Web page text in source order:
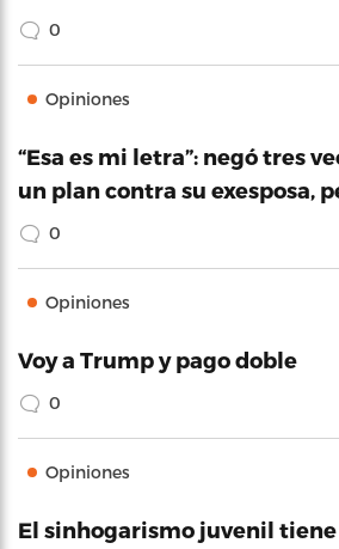
0
Opiniones
“Esa es mi letra”: negó tres
un plan contra su exesposa,
0
Opiniones
Voy a Trump y pago doble
0
Opiniones
El sinhogarismo juvenil